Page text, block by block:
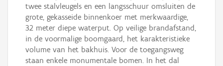
twee stalvleugels en een langsschuur omsluiten de
grote, gekasseide binnenkoer met merkwaardige,
32 meter diepe waterput. Op veilige brandafstand,
in de voormalige boomgaard, het karakteristieke
volume van het bakhuis. Voor de toegangsweg
staan enkele monumentale bomen. In het dal